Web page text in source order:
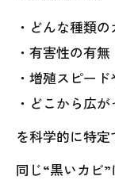
・どんな種類
・有害性の有無
・増殖スピード
・どこから広
を科学的に特定
同じ“黒いカビ